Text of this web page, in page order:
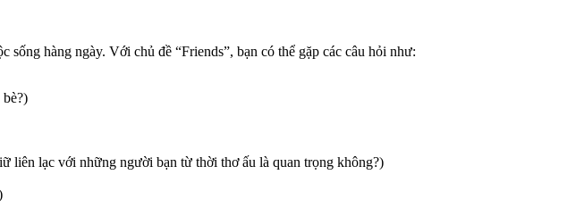
hàng ngày. Với chủ đề “Friends”, bạn có thể gặp các câu hỏi như:
liên lạc với những người bạn từ thời thơ ấu là quan trọng không?)